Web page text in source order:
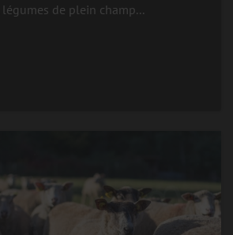
légumes de plein champ...